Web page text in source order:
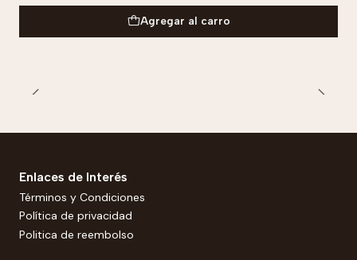
Agregar al carro
Enlaces de Interés
Términos y Condiciones
Política de privacidad
Politica de reembolso